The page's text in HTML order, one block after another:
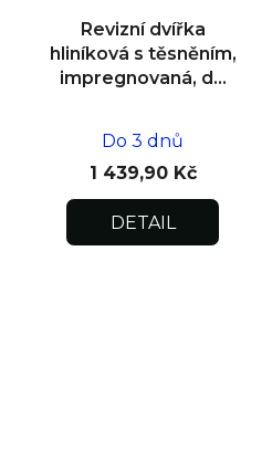
Revizní dvířka
hliníková s těsněním,
impregnovaná, do
Do 3 dnů
1 439,90 Kč
DETAIL